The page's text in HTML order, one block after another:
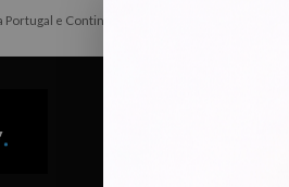
e Continental e Península Espanhola